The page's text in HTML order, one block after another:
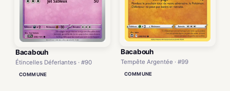
Bacabouh
Étincelles Déferlantes · #90
COMMUNE
Bacabouh
Tempête Argentée · #99
COMMUNE